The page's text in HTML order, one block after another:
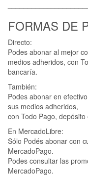
FORMAS DE
Directo:
Podes abonar al mejor
medios adheridos, con
bancaría.
También:
Podes abonar en
sus medios adheridos,
con Todo Pago,
En MercadoLibre:
Sólo Podés abonar con
MercadoPago.
Podes consultar las
MercadoPago.